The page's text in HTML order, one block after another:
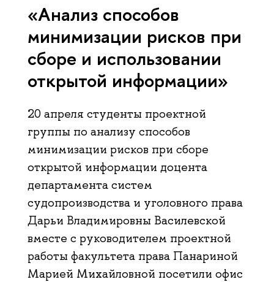
«Анализ способов
минимизации рисков при
сборе и использовании
открытой информации»
20 апреля студенты проектной
группы по анализу способов
минимизации рисков при сборе
открытой информации доцента
департамента систем
судопроизводства и уголовного права
Дарьи Владимировны Василевской
вместе с руководителем проектной
работы факультета права Панариной
Марией Михайловной посетили офис